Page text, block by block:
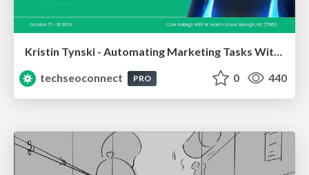
Kristin Tynski - Automating Marketing Tasks With AI
techseoconnect
PRO 0 440